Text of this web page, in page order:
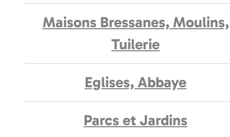
Maisons Bressanes, Moulins,
Tuilerie
Eglises, Abbaye
Parcs et Jardins